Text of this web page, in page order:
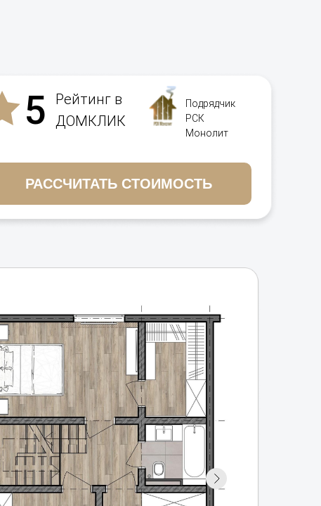
Рейтинг в
ДОМКЛИК
5
Подрядчик
РСК
Монолит
РАССЧИТАТЬ СТОИМОСТЬ